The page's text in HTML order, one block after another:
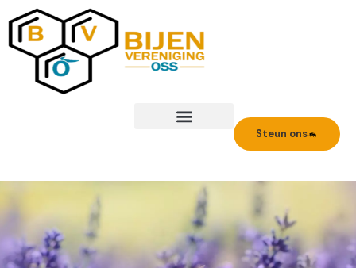
naar
de
Steun ons